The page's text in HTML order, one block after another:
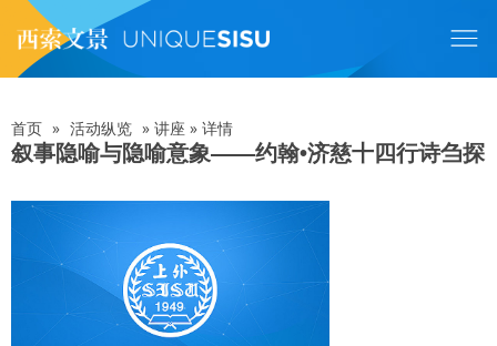
主
内
容面
包
首页 » 活动纵览 » 讲座 » 详情
叙事隐喻与隐喻意象——约翰•济慈十四行诗刍探